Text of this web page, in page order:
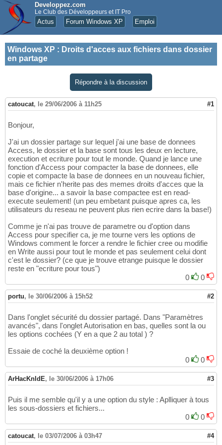
Developpez.com
Le Club des Développeurs et IT Pro
Actus Forum Windows XP Emploi
Windows XP : Droits d'acces aux fichiers dans dossier
en partage
Répondre à la discussion
catoucat, le 29/06/2006 à 11h25 #1
Bonjour,
J'ai un dossier partage sur lequel j'ai une base de donnees
Access, le dossier et la base sont tous les deux en lecture,
execution et ecriture pour tout le monde. Quand je lance une
fonction d'Access pour compacter la base de donnees, elle
copie et compacte la base de donnees en un nouveau fichier,
mais ce fichier n'herite pas des memes droits d'acces que la
base d'origine... a savoir la base compactee est en read-
execute seulement! (un peu embetant puisque apres ca, les
utilisateurs du reseau ne peuvent plus rien ecrire dans la base!)
Comme je n'ai pas trouve de parametre ou d'option dans
Access pour specifier ca, je me tourne vers les options de
Windows comment le forcer a rendre le fichier cree ou modifie
en Write aussi pour tout le monde et pas seulement celui dont
c'est le dossier? (ce que je trouve etrange puisque le dossier
reste en "ecriture pour tous")
0
0
portu, le 30/06/2006 à 15h52 #2
Dans l'onglet sécurité du dossier partagé. Dans "Paramètres
avancés", dans l'onglet Autorisation en bas, quelles sont la ou
les options cochées (Y en a que 2 au total ) ?
Essaie de coché la deuxième option !
0
0
ArHacKnIdE, le 30/06/2006 à 17h06 #3
Puis il me semble qu'il y a une option du style : Aplliquer à tous
les sous-dossiers et fichiers...
0
0
catoucat, le 03/07/2006 à 03h47 #4